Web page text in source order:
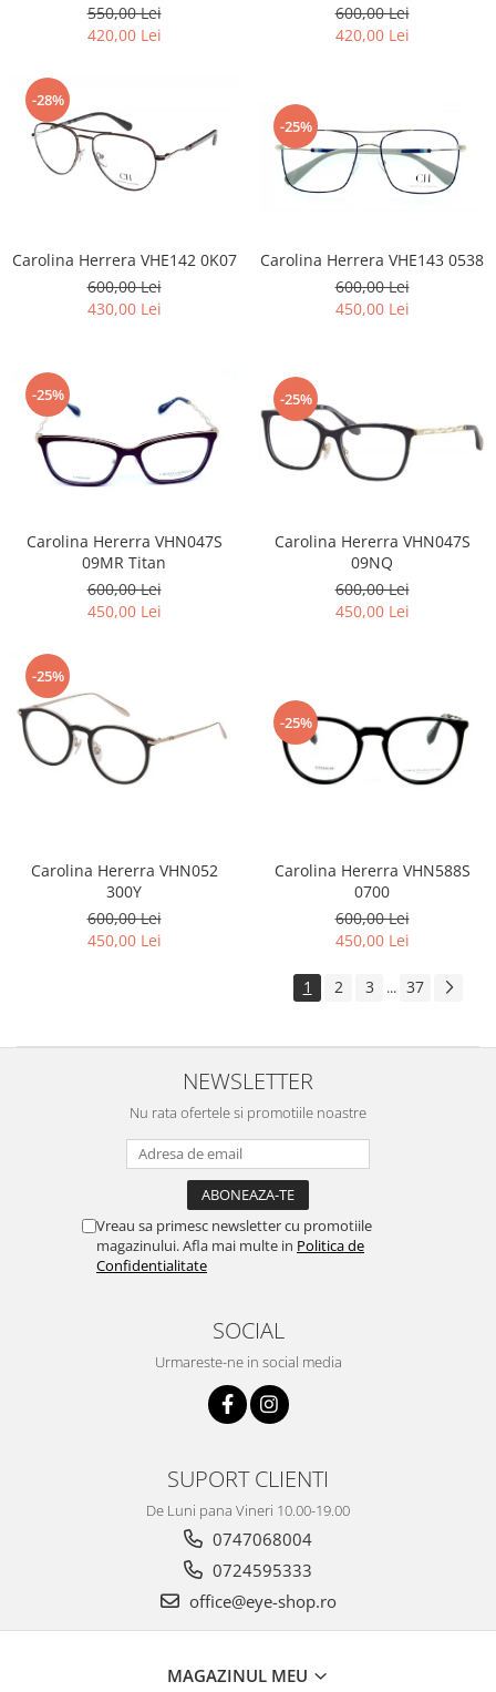
550,00 Lei
420,00 Lei
600,00 Lei
420,00 Lei
-28%
Carolina Herrera VHE142 0K07
600,00 Lei
430,00 Lei
-25%
Carolina Herrera VHE143 0538
600,00 Lei
450,00 Lei
-25%
Carolina Hererra VHN047S
09MR Titan
600,00 Lei
450,00 Lei
-25%
Carolina Hererra VHN047S
09NQ
600,00 Lei
450,00 Lei
-25%
Carolina Hererra VHN052
300Y
600,00 Lei
450,00 Lei
-25%
Carolina Hererra VHN588S
0700
600,00 Lei
450,00 Lei
1 2 3 ... 37
NEWSLETTER
Nu rata ofertele si promotiile noastre
Vreau sa primesc newsletter cu promotiile
magazinului. Afla mai multe in Politica de
Confidentialitate
SOCIAL
Urmareste-ne in social media
SUPORT CLIENTI
De Luni pana Vineri 10.00-19.00
0747068004
0724595333
office@eye-shop.ro
MAGAZINUL MEU